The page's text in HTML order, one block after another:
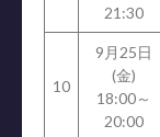
21:30
10
9月25日
(金)
18:00～
20:00